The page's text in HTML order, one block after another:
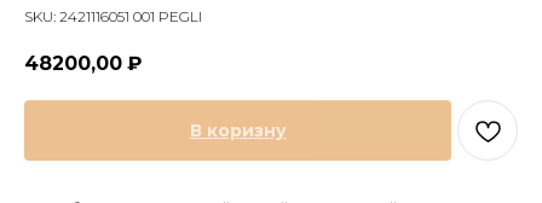
SKU: 2421116051 001 PEGLI
48200,00 ₽
В коризну